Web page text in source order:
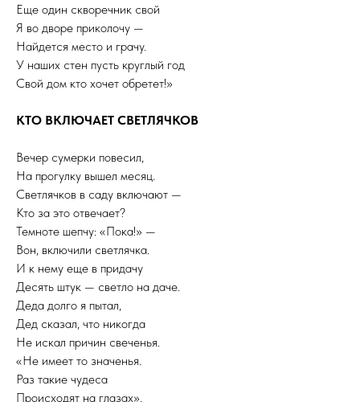
Еще один скворечник свой
Я во дворе приколочу —
Найдется место и грачу.
У наших стен пусть круглый год
Свой дом кто хочет обретет!»
КТО ВКЛЮЧАЕТ СВЕТЛЯЧКОВ
Вечер сумерки повесил,
На прогулку вышел месяц.
Светлячков в саду включают —
Кто за это отвечает?
Темноте шепчу: «Пока!» —
Вон, включили светлячка.
И к нему еще в придачу
Десять штук — светло на даче.
Деда долго я пытал,
Дед сказал, что никогда
Не искал причин свеченья.
«Не имеет то значенья.
Раз такие чудеса
Происходят на глазах».